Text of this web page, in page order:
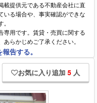
載提供元である不動産会社に直
いる場合や、事実確認ができな
専用です。賃貸・売買に関する
らかじめご了承ください。
告する。
お気に入り追加 5 人